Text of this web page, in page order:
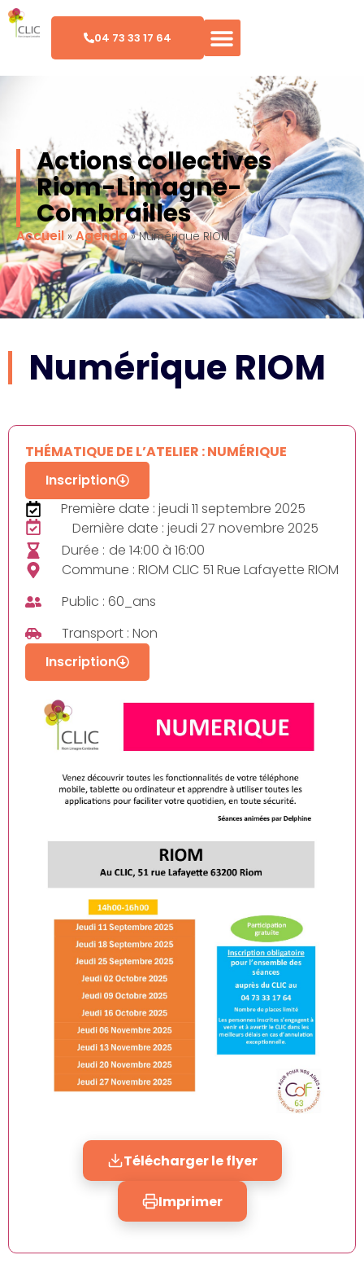
04 73 33 17 64
Actions collectives
Riom-Limagne-
Combrailles
Accueil»Agenda»Numérique RIOM
Numérique RIOM
THÉMATIQUE DE L’ATELIER : NUMÉRIQUE
Inscription
Première date : jeudi 11 septembre 2025
Dernière date : jeudi 27 novembre 2025
Durée : de 14:00 à 16:00
Commune : RIOM CLIC 51 Rue Lafayette RIOM
Public : 60_ans
Transport : Non
Inscription
Télécharger le flyer
Imprimer